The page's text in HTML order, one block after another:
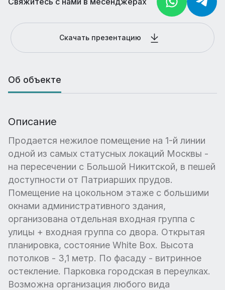
Скачать презентацию
Об объекте
Описание
Продается нежилое помещение на 1-й линии
одной из самых статусных локаций Москвы -
на пересечении с Большой Никитской, в пешей
доступности от Патриарших прудов.
Помещение на цокольном этаже с большими
окнами административного здания,
организована отдельная входная группа с
улицы + входная группа со двора. Открытая
планировка, состояние White Box. Высота
потолков - 3,1 метр. По фасаду - витринное
остекление. Парковка городская в переулках.
Возможна организация любого вида